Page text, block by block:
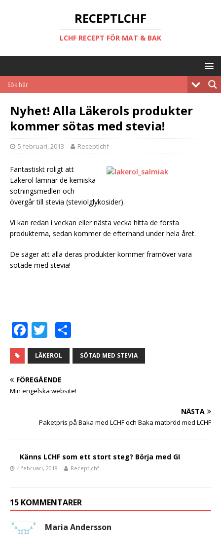
RECEPTLCHF
LCHF RECEPT FÖR MAT & BAK
Nyhet! Alla Läkerols produkter
kommer sötas med stevia!
5 februari, 2013 Receptlchf
Fantastiskt roligt att
Läkerol lämnar de kemiska
sötningsmedlen och
övergår till stevia (steviolglykosider).
Vi kan redan i veckan eller nästa vecka hitta de första
produkterna, sedan kommer de efterhand under hela året.
De säger att alla deras produkter kommer framöver vara
sötade med stevia!
F
a
c
e
b
T
w
it
te
r
el
a
LÄKEROL SÖTAD MED STEVIA
FÖREGÅENDE
Min engelska website!
NÄSTA
Paketpris på Baka med LCHF och Baka matbröd med LCHF
Känns LCHF som ett stort steg? Börja med GI
4 februari, 2018 Receptlchf
15 KOMMENTARER
Maria Andersson